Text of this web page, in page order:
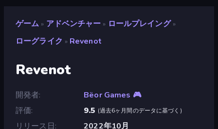
ゲーム » アドベンチャー » ロールプレイング »
ローグライク » Revenot
Revenot
開発者
Bëor Games 🎮
評価
9.5 (過去6ヶ月間のデータに基づく )
リリース日
2022年10月